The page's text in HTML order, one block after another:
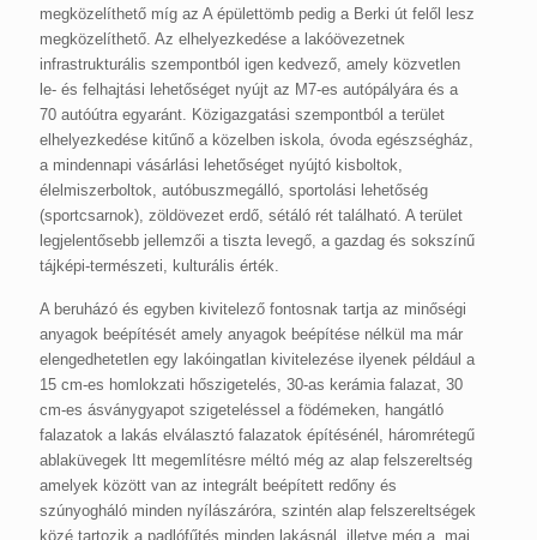
megközelíthető míg az A épülettömb pedig a Berki út felől lesz
megközelíthető. Az elhelyezkedése a lakóövezetnek
infrastrukturális szempontból igen kedvező, amely közvetlen
le- és felhajtási lehetőséget nyújt az M7-es autópályára és a
70 autóútra egyaránt. Közigazgatási szempontból a terület
elhelyezkedése kitűnő a közelben iskola, óvoda egészségház,
a mindennapi vásárlási lehetőséget nyújtó kisboltok,
élelmiszerboltok, autóbuszmegálló, sportolási lehetőség
(sportcsarnok), zöldövezet erdő, sétáló rét található. A terület
legjelentősebb jellemzői a tiszta levegő, a gazdag és sokszínű
tájképi-természeti, kulturális érték.
A beruházó és egyben kivitelező fontosnak tartja az minőségi
anyagok beépítését amely anyagok beépítése nélkül ma már
elengedhetetlen egy lakóingatlan kivitelezése ilyenek például a
15 cm-es homlokzati hőszigetelés, 30-as kerámia falazat, 30
cm-es ásványgyapot szigeteléssel a födémeken, hangátló
falazatok a lakás elválasztó falazatok építésénél, háromrétegű
ablaküvegek Itt megemlítésre méltó még az alap felszereltség
amelyek között van az integrált beépített redőny és
szúnyogháló minden nyílászáróra, szintén alap felszereltségek
közé tartozik a padlófűtés minden lakásnál, illetve még a mai